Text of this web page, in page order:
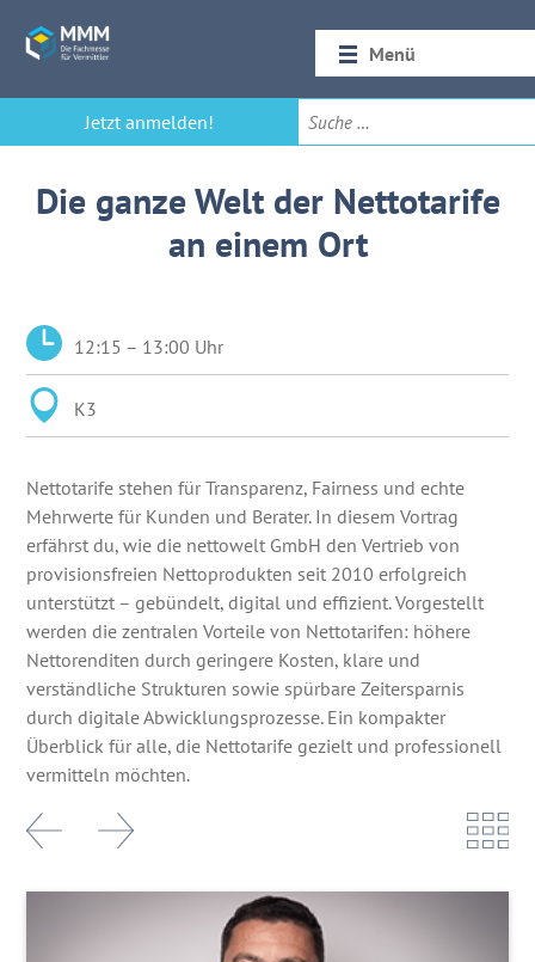
Menü
Startseite
Rückblick 2026
Jetzt anmelden!
Die ganze Welt der Nettotarife
an einem Ort
12:15 – 13:00 Uhr
K3
Nettotarife stehen für Transparenz, Fairness und echte
Mehrwerte für Kunden und Berater. In diesem Vortrag
erfährst du, wie die nettowelt GmbH den Vertrieb von
provisionsfreien Nettoprodukten seit 2010 erfolgreich
unterstützt – gebündelt, digital und effizient. Vorgestellt
werden die zentralen Vorteile von Nettotarifen: höhere
Nettorenditen durch geringere Kosten, klare und
verständliche Strukturen sowie spürbare Zeitersparnis
durch digitale Abwicklungsprozesse. Ein kompakter
Überblick für alle, die Nettotarife gezielt und professionell
vermitteln möchten.